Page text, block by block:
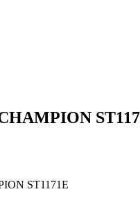
ST1171E